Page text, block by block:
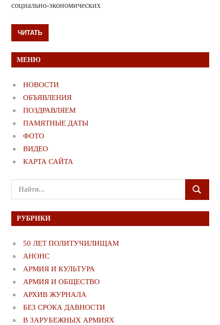
социально-экономических
ЧИТАТЬ
МЕНЮ
НОВОСТИ
ОБЪЯВЛЕНИЯ
ПОЗДРАВЛЯЕМ
ПАМЯТНЫЕ ДАТЫ
ФОТО
ВИДЕО
КАРТА САЙТА
Поиск
для:
ПОИСК
РУБРИКИ
50 ЛЕТ ПОЛИТУЧИЛИЩАМ
АНОНС
АРМИЯ И КУЛЬТУРА
АРМИЯ И ОБЩЕСТВО
АРХИВ ЖУРНАЛА
БЕЗ СРОКА ДАВНОСТИ
В ЗАРУБЕЖНЫХ АРМИЯХ